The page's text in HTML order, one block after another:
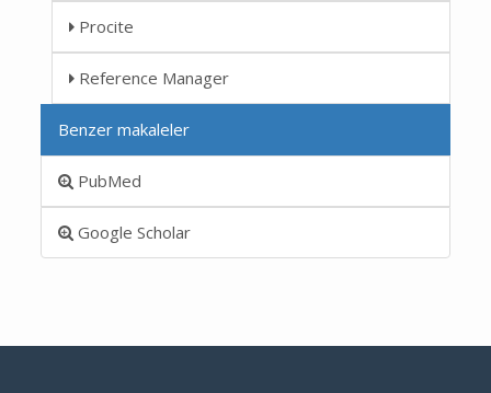
Procite
Reference Manager
Benzer makaleler
PubMed
Google Scholar